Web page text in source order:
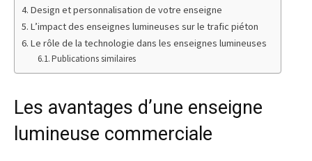
Design et personnalisation de votre enseigne
L’impact des enseignes lumineuses sur le trafic piéton
Le rôle de la technologie dans les enseignes lumineuses
Publications similaires
Les avantages d’une enseigne
lumineuse commerciale